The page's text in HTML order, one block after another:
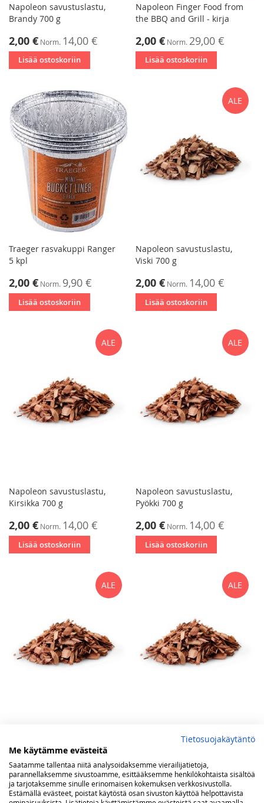
Napoleon savustuslastu,
Brandy 700 g
Tarjoushinta
2,00 € Norm. 14,00 €
Lisää ostoskoriin
Napoleon Finger Food from
the BBQ and Grill - kirja
Tarjoushinta
2,00 € Norm. 29,00 €
Lisää ostoskoriin
Traeger rasvakuppi Ranger
5 kpl
Tarjoushinta
2,00 € Norm. 9,90 €
Lisää ostoskoriin
ALE
Napoleon savustuslastu,
Viski 700 g
Tarjoushinta
2,00 € Norm. 14,00 €
Lisää ostoskoriin
ALE
Napoleon savustuslastu,
Kirsikka 700 g
Tarjoushinta
2,00 € Norm. 14,00 €
Lisää ostoskoriin
ALE
Napoleon savustuslastu,
Pyökki 700 g
Tarjoushinta
2,00 € Norm. 14,00 €
Lisää ostoskoriin
ALE
Luumu 700 g
Tarjoushinta
2,00 €Norm.14,00 €
Lisää ostoskoriin
ALE
Napoleon savustuslastu,
omena 700 g
Tarjoushinta
2,00 €Norm.14,00 €
Lisää ostoskoriin
Tietosuojakäytäntö
Me käytämme evästeitä
Saatamme tallentaa niitä analysoidaksemme vierailijatietoja,
parannellaksemme sivustoamme, esittääksemme henkilökohtaista sisältöä
ja tarjotaksemme sinulle erinomaisen kokemuksen verkkosivustolla.
Estämällä evästeet, poistat käytöstä osan sivuston käyttöä helpottavista